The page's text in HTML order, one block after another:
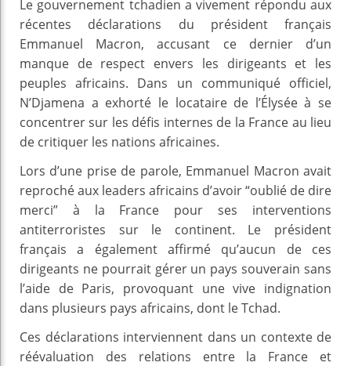
Le gouvernement tchadien a vivement répondu aux
récentes déclarations du président français
Emmanuel Macron, accusant ce dernier d’un
manque de respect envers les dirigeants et les
peuples africains. Dans un communiqué officiel,
N’Djamena a exhorté le locataire de l’Élysée à se
concentrer sur les défis internes de la France au lieu
de critiquer les nations africaines.
Lors d’une prise de parole, Emmanuel Macron avait
reproché aux leaders africains d’avoir “oublié de dire
merci” à la France pour ses interventions
antiterroristes sur le continent. Le président
français a également affirmé qu’aucun de ces
dirigeants ne pourrait gérer un pays souverain sans
l’aide de Paris, provoquant une vive indignation
dans plusieurs pays africains, dont le Tchad.
Ces déclarations interviennent dans un contexte de
réévaluation des relations entre la France et